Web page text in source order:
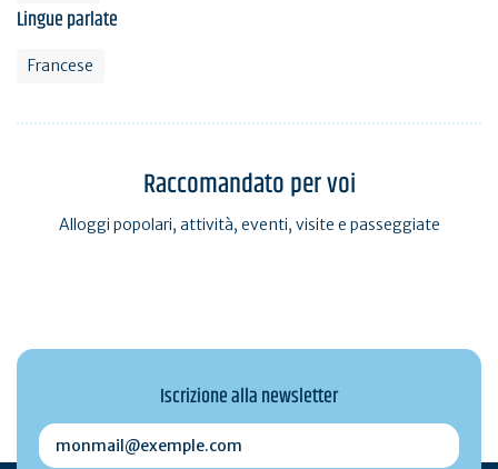
Lingue parlate
Francese
Raccomandato per voi
Alloggi popolari, attività, eventi, visite e passeggiate
Iscrizione alla newsletter
monmail@exemple.com